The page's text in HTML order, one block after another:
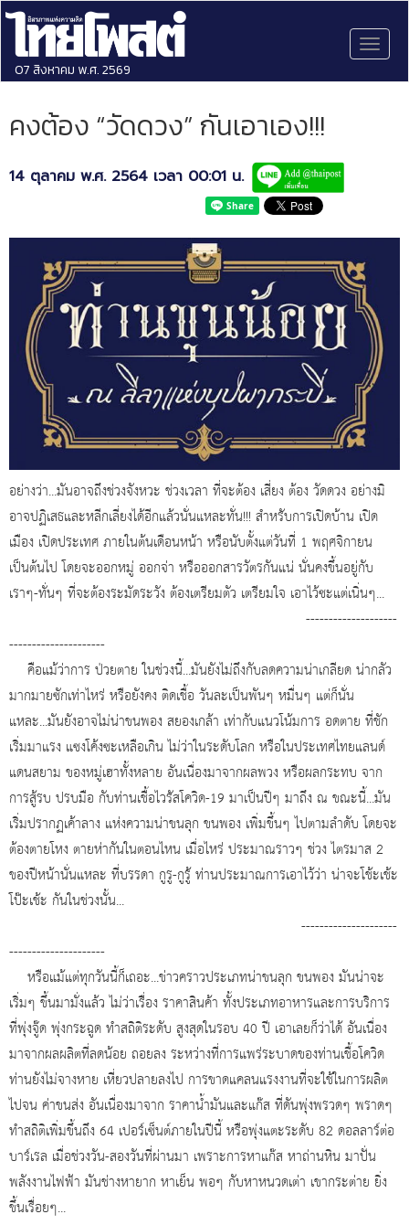
07 สิงหาคม พ.ศ. 2569
คงต้อง “วัดดวง” กันเอาเอง!!!
14 ตุลาคม พ.ศ. 2564 เวลา 00:01 น.
อย่างว่า...มันอาจถึงช่วงจังหวะ ช่วงเวลา ที่จะต้อง เสี่ยง ต้อง วัดดวง อย่างมิ
อาจปฏิเสธและหลีกเลี่ยงได้อีกแล้วนั่นแหละทั่น!!! สำหรับการเปิดบ้าน เปิด
เมือง เปิดประเทศ ภายในต้นเดือนหน้า หรือนับตั้งแต่วันที่ 1 พฤศจิกายน
เป็นต้นไป โดยจะออกหมู่ ออกจ่า หรือออกสารวัตรกันแน่ นั่นคงขึ้นอยู่กับ
เราๆ-ทั่นๆ ที่จะต้องระมัดระวัง ต้องเตรียมตัว เตรียมใจ เอาไว้ซะแต่เนิ่นๆ...
--------------------
---------------------
คือแม้ว่าการ ป่วยตาย ในช่วงนี้...มันยังไม่ถึงกับลดความน่าเกลียด น่ากลัว
มากมายซักเท่าไหร่ หรือยังคง ติดเชื้อ วันละเป็นพันๆ หมื่นๆ แต่ก็นั่น
แหละ...มันยังอาจไม่น่าขนพอง สยองเกล้า เท่ากับแนวโน้มการ อดตาย ที่ชัก
เริ่มมาแรง แซงโค้งซะเหลือเกิน ไม่ว่าในระดับโลก หรือในประเทศไทยแลนด์
แดนสยาม ของหมู่เฮาทั้งหลาย อันเนื่องมาจากผลพวง หรือผลกระทบ จาก
การสู้รบ ปรบมือ กับท่านเชื้อไวรัสโควิด-19 มาเป็นปีๆ มาถึง ณ ขณะนี้...มัน
เริ่มปรากฏเค้าลาง แห่งความน่าขนลุก ขนพอง เพิ่มขึ้นๆ ไปตามลำดับ โดยจะ
ต้องตายโหง ตายห่ากันในตอนไหน เมื่อไหร่ ประมาณราวๆ ช่วง ไตรมาส 2
ของปีหน้านั่นแหละ ที่บรรดา กูรู-กูรู้ ท่านประมาณการเอาไว้ว่า น่าจะโช้ะเช้ะ
โป๊ะเช้ะ กันในช่วงนั้น...
---------------------
---------------------
หรือแม้แต่ทุกวันนี้ก็เถอะ...ข่าวคราวประเภทน่าขนลุก ขนพอง มันน่าจะ
เริ่มๆ ขึ้นมามั่งแล้ว ไม่ว่าเรื่อง ราคาสินค้า ทั้งประเภทอาหารและการบริการ
ที่พุ่งจู๊ด พุ่งกระฉูด ทำสถิติระดับ สูงสุดในรอบ 40 ปี เอาเลยก็ว่าได้ อันเนื่อง
มาจากผลผลิตที่ลดน้อย ถอยลง ระหว่างที่การแพร่ระบาดของท่านเชื้อโควิด
ท่านยังไม่จางหาย เหี่ยวปลายลงไป การขาดแคลนแรงงานที่จะใช้ในการผลิต
ไปจน ค่าขนส่ง อันเนื่องมาจาก ราคาน้ำมันและแก๊ส ที่ดันพุ่งพรวดๆ พราดๆ
ทำสถิติเพิ่มขึ้นถึง 64 เปอร์เซ็นต์ภายในปีนี้ หรือพุ่งแตะระดับ 82 ดอลลาร์ต่อ
บาร์เรล เมื่อช่วงวัน-สองวันที่ผ่านมา เพราะการหาแก๊ส หาถ่านหิน มาปั่น
พลังงานไฟฟ้า มันช่างหายาก หาเย็น พอๆ กับหาหนวดเต่า เขากระต่าย ยิ่ง
ขึ้นเรื่อยๆ...